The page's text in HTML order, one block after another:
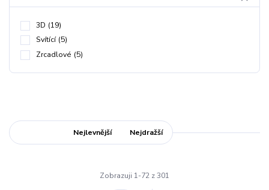
3D (19)
Svítící (5)
Zrcadlové (5)
Nejlevnější Nejdražší
Zobrazuji 1-72 z 301